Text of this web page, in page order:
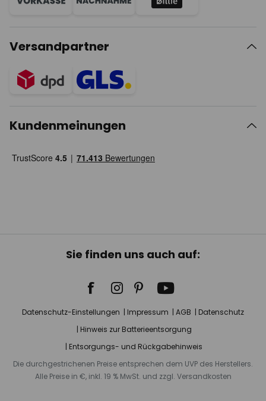
Versandpartner
Kundenmeinungen
Sie finden uns auch auf:
Datenschutz-Einstellungen Impressum AGB
Datenschutz
Hinweis zur Batterieentsorgung
Entsorgungs- und Rückgabehinweis
Die durchgestrichenen Preise entsprechen dem UVP des Herstellers.
Alle Preise in €, inkl. 19 % MwSt. und zzgl. Versandkosten